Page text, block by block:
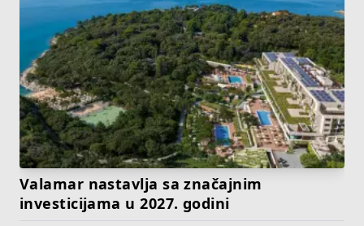
Valamar nastavlja sa značajnim
investicijama u 2027. godini